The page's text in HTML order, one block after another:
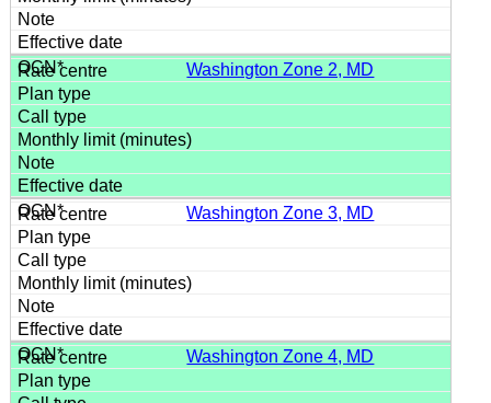
Washington Zone 2, MD
Washington Zone 3, MD
Washington Zone 4, MD